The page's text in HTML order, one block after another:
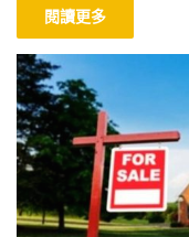
閱讀更多